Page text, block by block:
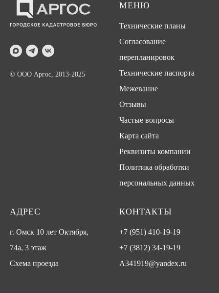
© ООО Аргос, 2013-2025
МЕНЮ
Технические планы
Согласование
перепланировок
Технические паспорта
Межевание
Отзывы
Частые вопросы
Карта сайта
Реквизиты компании
Политика обработки
персональных данных
АДРЕС
г. Омск 10 лет Октября,
74а, 3 этаж
Схема проезда
КОНТАКТЫ
+7 (951) 410-19-19
+7 (3812) 34-19-19
A341919@yandex.ru